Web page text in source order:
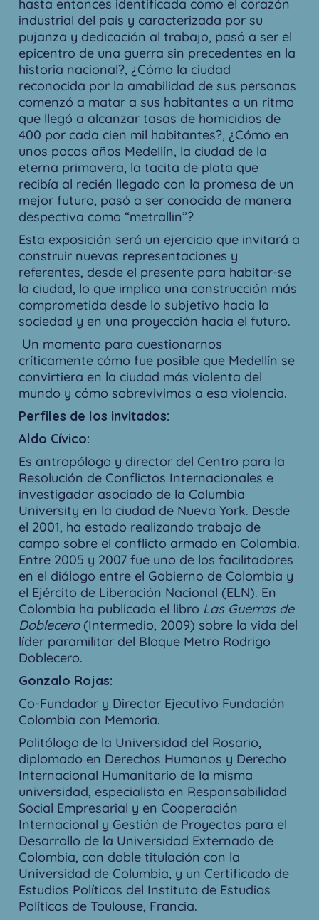
hasta entonces identificada como el corazón
industrial del país y caracterizada por su
pujanza y dedicación al trabajo, pasó a ser el
epicentro de una guerra sin precedentes en la
historia nacional?, ¿Cómo la ciudad
reconocida por la amabilidad de sus personas
comenzó a matar a sus habitantes a un ritmo
que llegó a alcanzar tasas de homicidios de
400 por cada cien mil habitantes?, ¿Cómo en
unos pocos años Medellín, la ciudad de la
eterna primavera, la tacita de plata que
recibía al recién llegado con la promesa de un
mejor futuro, pasó a ser conocida de manera
despectiva como “metrallin”?
Esta exposición será un ejercicio que invitará a
construir nuevas representaciones y
referentes, desde el presente para habitar-se
la ciudad, lo que implica una construcción más
comprometida desde lo subjetivo hacia la
sociedad y en una proyección hacia el futuro.
Un momento para cuestionarnos
críticamente cómo fue posible que Medellín se
convirtiera en la ciudad más violenta del
mundo y cómo sobrevivimos a esa violencia.
Perfiles de los invitados:
Aldo Cívico:
Es antropólogo y director del Centro para la
Resolución de Conflictos Internacionales e
investigador asociado de la Columbia
University en la ciudad de Nueva York. Desde
el 2001, ha estado realizando trabajo de
campo sobre el conflicto armado en Colombia.
Entre 2005 y 2007 fue uno de los facilitadores
en el diálogo entre el Gobierno de Colombia y
el Ejército de Liberación Nacional (ELN). En
Colombia ha publicado el libro Las Guerras de
Doblecero (Intermedio, 2009) sobre la vida del
líder paramilitar del Bloque Metro Rodrigo
Doblecero.
Gonzalo Rojas:
Co-Fundador y Director Ejecutivo Fundación
Colombia con Memoria.
Politólogo de la Universidad del Rosario,
diplomado en Derechos Humanos y Derecho
Internacional Humanitario de la misma
universidad, especialista en Responsabilidad
Social Empresarial y en Cooperación
Internacional y Gestión de Proyectos para el
Desarrollo de la Universidad Externado de
Colombia, con doble titulación con la
Universidad de Columbia, y un Certificado de
Estudios Políticos del Instituto de Estudios
Políticos de Toulouse, Francia.